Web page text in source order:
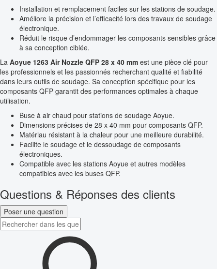
Installation et remplacement faciles sur les stations de soudage.
Améliore la précision et l’efficacité lors des travaux de soudage
électronique.
Réduit le risque d’endommager les composants sensibles grâce
à sa conception ciblée.
La Aoyue 1263 Air Nozzle QFP 28 x 40 mm est une pièce clé pour
les professionnels et les passionnés recherchant qualité et fiabilité
dans leurs outils de soudage. Sa conception spécifique pour les
composants QFP garantit des performances optimales à chaque
utilisation.
Buse à air chaud pour stations de soudage Aoyue.
Dimensions précises de 28 x 40 mm pour composants QFP.
Matériau résistant à la chaleur pour une meilleure durabilité.
Facilite le soudage et le dessoudage de composants
électroniques.
Compatible avec les stations Aoyue et autres modèles
compatibles avec les buses QFP.
Questions & Réponses des clients
Poser une question